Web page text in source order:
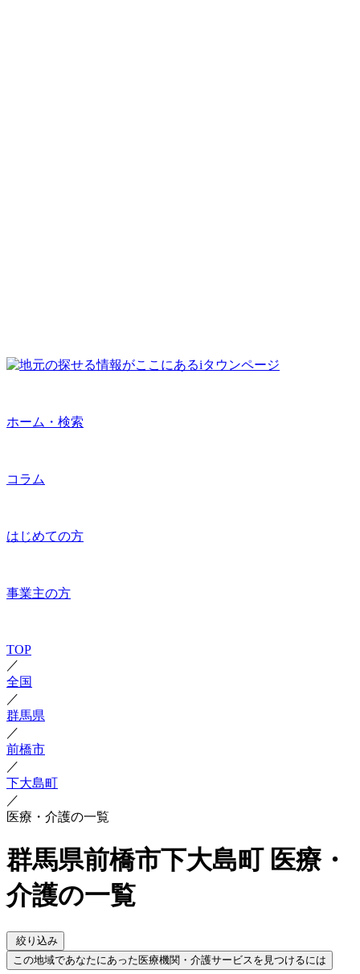
ホーム・検索
コラム
はじめての方
事業主の方
TOP
／
全国
／
群馬県
／
前橋市
／
下大島町
／
医療・介護の一覧
群馬県前橋市下大島町 医療・
介護の一覧
絞り込み
この地域であなたにあった医療機関・介護サービスを見つけるには